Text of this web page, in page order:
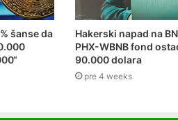
šanse da
Hakerski napad na
PHX-WBNB fond
90.000 dolara
pre 4 weeks